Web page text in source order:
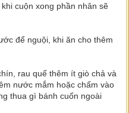
cuộn xong phần nhân sẽ
để nguội, khi ăn cho thêm
rau quế thêm ít giò chả và
nước mắm hoặc chấm vào
thua gì bánh cuốn ngoài